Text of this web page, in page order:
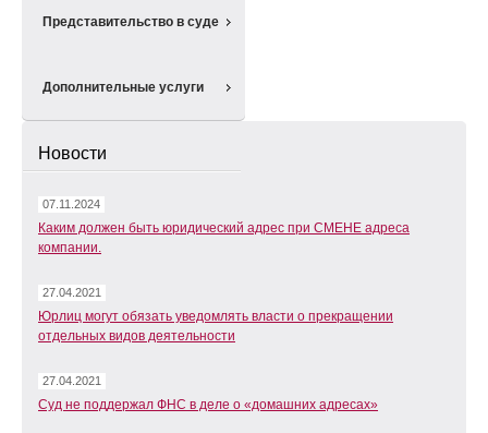
Представительство в суде
Дополнительные услуги
Новости
07.11.2024
Каким должен быть юридический адрес при СМЕНЕ адреса
компании.
27.04.2021
Юрлиц могут обязать уведомлять власти о прекращении
отдельных видов деятельности
27.04.2021
Суд не поддержал ФНС в деле о «домашних адресах»